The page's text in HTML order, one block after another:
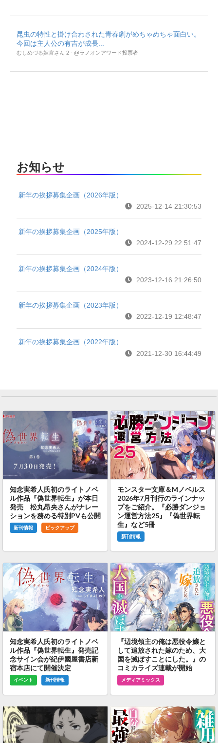
昆虫の特性と掛け合わされた青春劇がめちゃめちゃ面白い。
今回は主人公の有吉が成長...
むしめづる姫宮さん 2 - @ラノオンアワード投票者
お知らせ
新年の挨拶募集企画（2026年版）
2025-12-14 21:30:53
新年の挨拶募集企画（2025年版）
2024-12-29 22:51:47
新年の挨拶募集企画（2024年版）
2023-12-16 21:26:50
新年の挨拶募集企画（2023年版）
2022-12-19 12:48:47
新年の挨拶募集企画（2022年版）
2021-12-30 16:44:49
知念実希人氏初のライトノベ
ル作品『偽世界転生』が本日
発売 松丸昂央さんがナレー
ションを務める特別PVも公開
新刊情報 ピックアップ
モンスター文庫＆Mノベルス
2026年7月刊行のラインナッ
プをご紹介。『必勝ダンジョ
ン運営方法25』『偽世界転
生』など5冊
新刊情報
知念実希人氏初のライトノベ
ル作品『偽世界転生』発売記
念サイン会が紀伊國屋書店新
宿本店にて開催決定
イベント 新刊情報
『辺境領主の俺は悪役令嬢と
して追放された嫁のため、大
国を滅ぼすことにした。』の
コミカライズ連載が開始
メディアミックス